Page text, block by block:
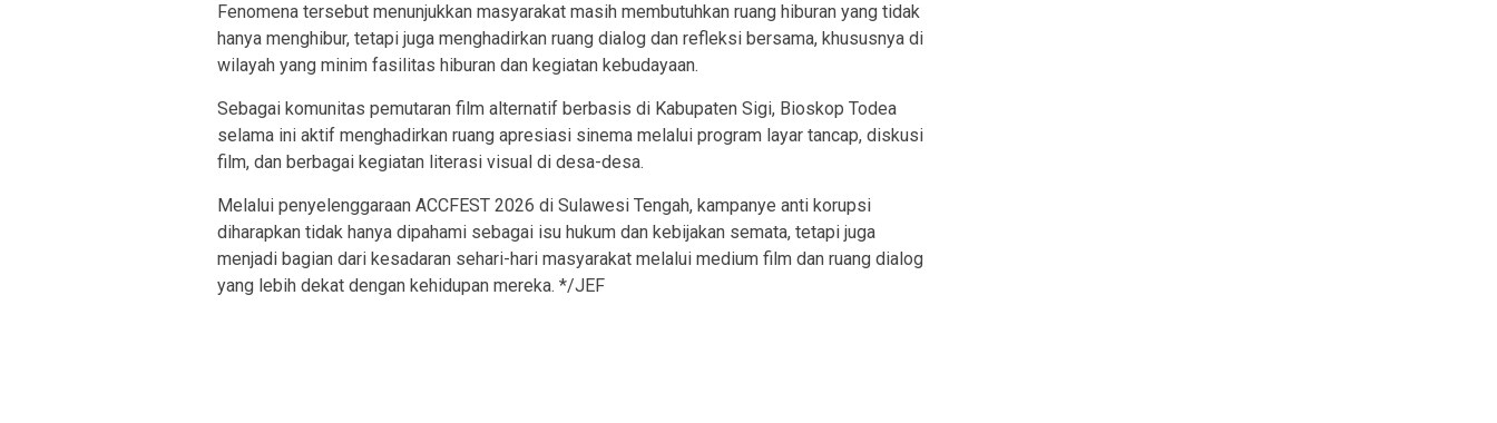
Fenomena tersebut menunjukkan masyarakat masih membutuhkan ruang hiburan yang tidak
hanya menghibur, tetapi juga menghadirkan ruang dialog dan refleksi bersama, khususnya di
wilayah yang minim fasilitas hiburan dan kegiatan kebudayaan.
Sebagai komunitas pemutaran film alternatif berbasis di Kabupaten Sigi, Bioskop Todea
selama ini aktif menghadirkan ruang apresiasi sinema melalui program layar tancap, diskusi
film, dan berbagai kegiatan literasi visual di desa-desa.
Melalui penyelenggaraan ACCFEST 2026 di Sulawesi Tengah, kampanye anti korupsi
diharapkan tidak hanya dipahami sebagai isu hukum dan kebijakan semata, tetapi juga
menjadi bagian dari kesadaran sehari-hari masyarakat melalui medium film dan ruang dialog
yang lebih dekat dengan kehidupan mereka. */JEF